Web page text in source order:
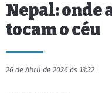
Nepal: onde
tocam o céu
26 de Abril de 2026 às 13:32